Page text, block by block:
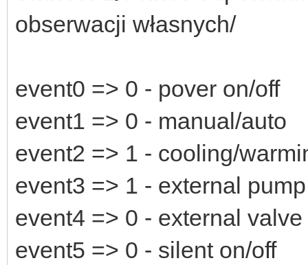
obserwacji własnych/
event0 => 0 - pover on/off
event1 => 0 - manual/auto
event2 => 1 - cooling/
event3 => 1 - external
event4 => 0 - external
event5 => 0 - silent on/off